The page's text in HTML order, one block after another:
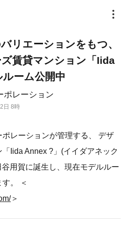
ポレーション
日 8時
リエーションをもつ、
賃貸マンション「Iida
ーム公開中
レーションが管理する、 デザ
Iida Annex ?」(イイダアネック
用賀に誕生し、現在モデルルー
。 ＜
＞